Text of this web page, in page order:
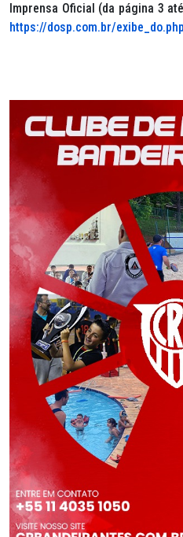
Imprensa Oficial (da página 3
https://dosp.com.br/